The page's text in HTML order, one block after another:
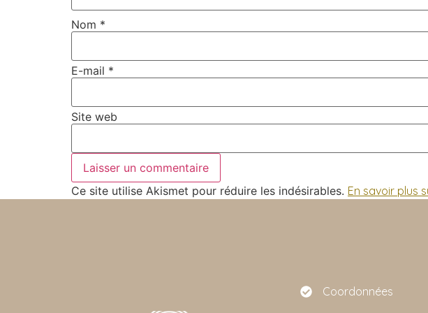
Nom *
E-mail *
Site web
Ce site utilise Akismet pour réduire les indésirables. En savoir plus
Coordonnées